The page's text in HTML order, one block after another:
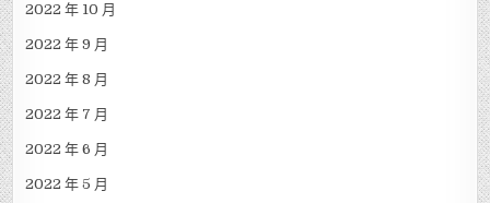
2022 年 10 月
2022 年 9 月
2022 年 8 月
2022 年 7 月
2022 年 6 月
2022 年 5 月